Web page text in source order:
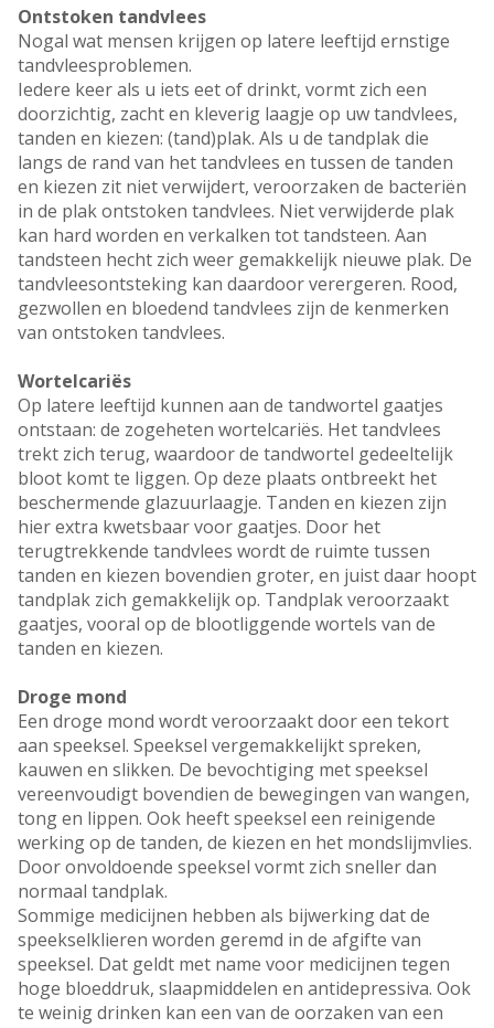
Ontstoken tandvlees
Nogal wat mensen krijgen op latere leeftijd ernstige
tandvleesproblemen.
Iedere keer als u iets eet of drinkt, vormt zich een
doorzichtig, zacht en kleverig laagje op uw tandvlees,
tanden en kiezen: (tand)plak. Als u de tandplak die
langs de rand van het tandvlees en tussen de tanden
en kiezen zit niet verwijdert, veroorzaken de bacteriën
in de plak ontstoken tandvlees. Niet verwijderde plak
kan hard worden en verkalken tot tandsteen. Aan
tandsteen hecht zich weer gemakkelijk nieuwe plak. De
tandvleesontsteking kan daardoor verergeren. Rood,
gezwollen en bloedend tandvlees zijn de kenmerken
van ontstoken tandvlees.
Wortelcariës
Op latere leeftijd kunnen aan de tandwortel gaatjes
ontstaan: de zogeheten wortelcariës. Het tandvlees
trekt zich terug, waardoor de tandwortel gedeeltelijk
bloot komt te liggen. Op deze plaats ontbreekt het
beschermende glazuurlaagje. Tanden en kiezen zijn
hier extra kwetsbaar voor gaatjes. Door het
terugtrekkende tandvlees wordt de ruimte tussen
tanden en kiezen bovendien groter, en juist daar hoopt
tandplak zich gemakkelijk op. Tandplak veroorzaakt
gaatjes, vooral op de blootliggende wortels van de
tanden en kiezen.
Droge mond
Een droge mond wordt veroorzaakt door een tekort
aan speeksel. Speeksel vergemakkelijkt spreken,
kauwen en slikken. De bevochtiging met speeksel
vereenvoudigt bovendien de bewegingen van wangen,
tong en lippen. Ook heeft speeksel een reinigende
werking op de tanden, de kiezen en het mondslijmvlies.
Door onvoldoende speeksel vormt zich sneller dan
normaal tandplak.
Sommige medicijnen hebben als bijwerking dat de
speekselklieren worden geremd in de afgifte van
speeksel. Dat geldt met name voor medicijnen tegen
hoge bloeddruk, slaapmiddelen en antidepressiva. Ook
te weinig drinken kan een van de oorzaken van een